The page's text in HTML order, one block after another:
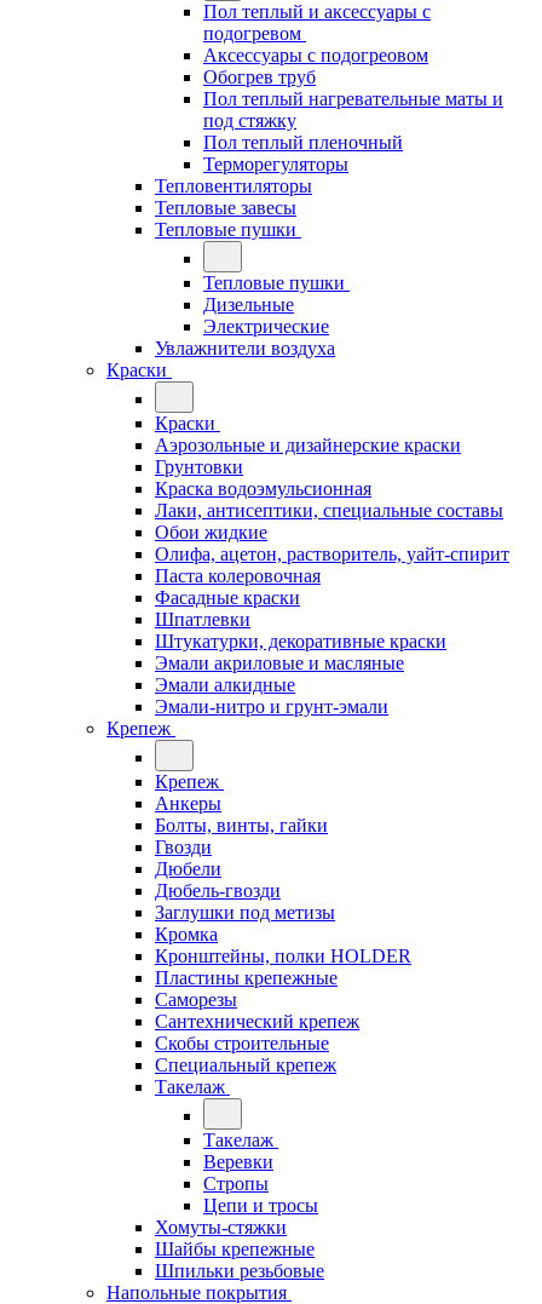
Пол теплый и аксессуары с
подогревом
Аксессуары с подогреовом
Обогрев труб
Пол теплый нагревательные маты и
под стяжку
Пол теплый пленочный
Терморегуляторы
Тепловентиляторы
Тепловые завесы
Тепловые пушки
Тепловые пушки
Дизельные
Электрические
Увлажнители воздуха
Краски
Краски
Аэрозольные и дизайнерские краски
Грунтовки
Краска водоэмульсионная
Лаки, антисептики, специальные составы
Обои жидкие
Олифа, ацетон, растворитель, уайт-спирит
Паста колеровочная
Фасадные краски
Шпатлевки
Штукатурки, декоративные краски
Эмали акриловые и масляные
Эмали алкидные
Эмали-нитро и грунт-эмали
Крепеж
Крепеж
Анкеры
Болты, винты, гайки
Гвозди
Дюбели
Дюбель-гвозди
Заглушки под метизы
Кромка
Кронштейны, полки НОLDER
Пластины крепежные
Саморезы
Сантехнический крепеж
Скобы строительные
Специальный крепеж
Такелаж
Такелаж
Веревки
Стропы
Цепи и тросы
Хомуты-стяжки
Шайбы крепежные
Шпильки резьбовые
Напольные покрытия